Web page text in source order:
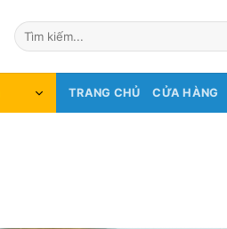
Tìm
kiếm:
TRANG CHỦ CỬA HÀNG